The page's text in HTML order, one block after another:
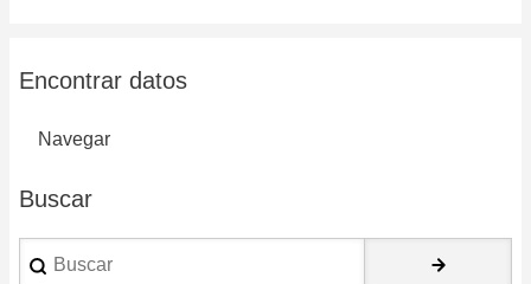
Encontrar datos
Navegar
Buscar
Buscar